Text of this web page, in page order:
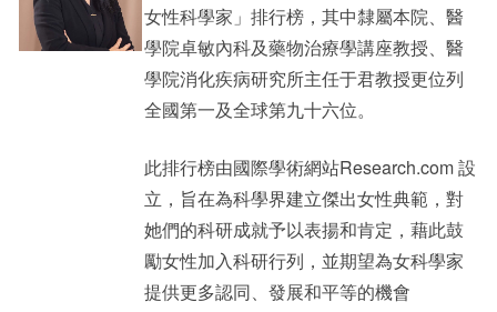
新亞影集
Staff Engagement
Alumni Connections
女性科學家」排行榜，其中隸屬本院、醫
學院卓敏內科及藥物治療學講座教授、醫
學院消化疾病研究所主任于君教授更位列
全國第一及全球第九十六位。
此排行榜由國際學術網站Research.com 設
立，旨在為科學界建立傑出女性典範，對
她們的科研成就予以表揚和肯定，藉此鼓
勵女性加入科研行列，並期望為女科學家
提供更多認同、發展和平等的機會